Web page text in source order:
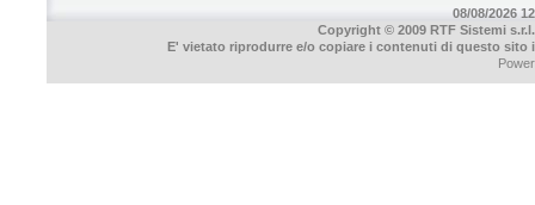
08/08/2026
Copyright © 2009 RTF Sistemi
E' vietato riprodurre e/o copiare i contenuti di questo